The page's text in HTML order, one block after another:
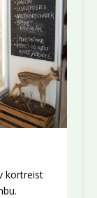
kortreist